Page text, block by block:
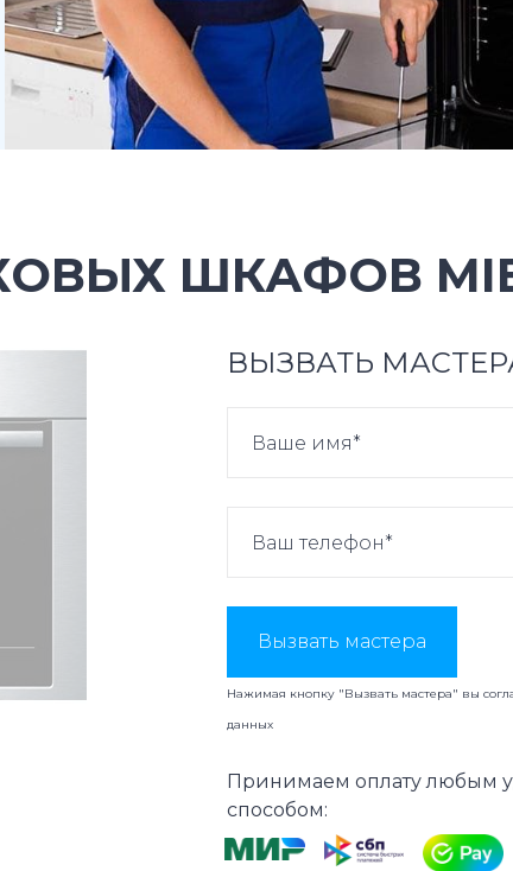
ШКАФОВ
ВЫЗВАТЬ
Вызвать мастера
Нажимая кнопку "Вызвать мастера" вы
данных
Принимаем оплату любым
способом: